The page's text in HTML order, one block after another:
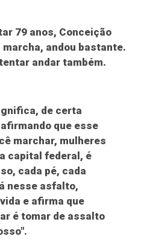
79 anos, Conceição
marcha, andou bastante.
andar também.
de certa
que esse
marchar, mulheres
capital federal, é
cada pé, cada
nesse asfalto,
e afirma que
é tomar de assalto